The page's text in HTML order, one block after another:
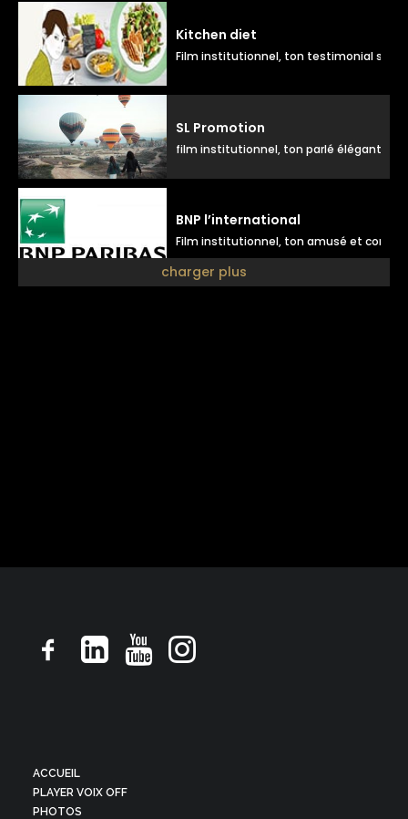
Kitchen diet
Film institutionnel, ton testimonial
SL Promotion
film institutionnel, ton parlé élégant
BNP l’international
Film institutionnel, ton amusé et
charger plus
ACCUEIL
PLAYER VOIX OFF
PHOTOS